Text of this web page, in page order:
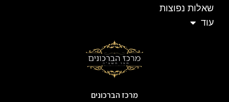
שאלות נפוצות
עוד
מרכז הברכונים